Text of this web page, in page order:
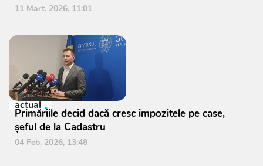
11 Mart. 2026, 11:01
actual
Primăriile decid dacă cresc impozitele pe case,
șeful de la Cadastru
04 Feb. 2026, 13:48